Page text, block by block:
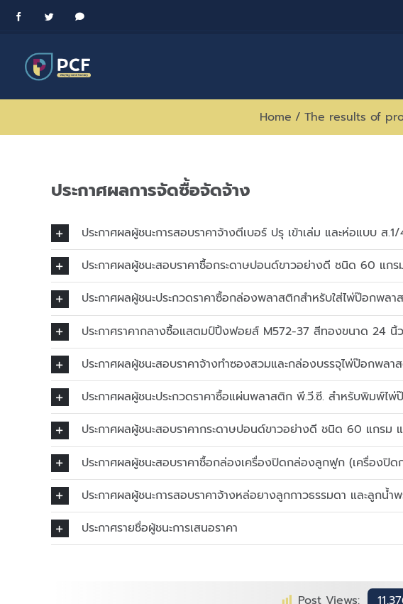
Skip
FacebookTwitter Messenger
Home / The results of
ประกาศผลการจัดซื้อจัดจ้าง
ประกาศผลผู้ชนะการสอบราคาจ้างตีเบอร์ ปรุ เข้าเล่ม และห่อแบบ ส
ประกาศผลผู้ชนะสอบราคาซื้อกระดาษปอนด์ขาวอย่างดี ชนิด 60 แก
ประกาศผลผู้ชนะประกวดราคาซื้อกล่องพลาสติกสำหรับใส่ไพ่ป๊อกพลา
ประกาศราคากลางซื้อแสตมป์ปิ้งฟอยส์ M572-37 สีทองขนาด 24
ประกาศผลผู้ชนะสอบราคาจ้างทำซองสวมและกล่องบรรจุไพ่ป๊อกพลา
ประกาศผลผู้ชนะประกวดราคาซื้อแผ่นพลาสติก พี.วี.ซี. สำหรับพิมพ์ไ
ประกาศผลผู้ชนะสอบราคากระดาษปอนด์ขาวอย่างดี ชนิด 60 แกรม
ประกาศผลผู้ชนะสอบราคาซื้อกล่องเครื่องปิดกล่องลูกฟูก (เครื่องปิ
ประกาศผลผู้ชนะการสอบราคาจ้างหล่อยางลูกกาวธรรมดา และลูก
ประกาศรายชื่อผู้ชนะการเสนอราคา